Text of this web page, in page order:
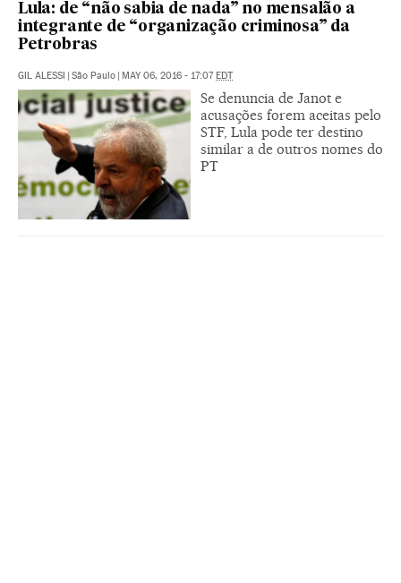
Lula: de “não sabia de nada” no mensalão a
integrante de “organização criminosa” da
Petrobras
GIL ALESSI | São Paulo | MAY 06, 2016 - 17:07EDT
Se denuncia de Janot e
acusações forem aceitas pelo
STF, Lula pode ter destino
similar a de outros nomes do
PT